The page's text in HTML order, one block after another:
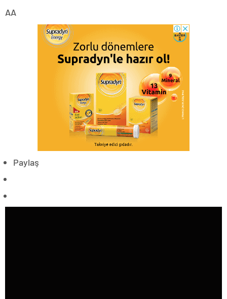
AA
Paylaş